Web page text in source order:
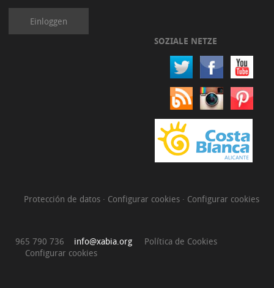
Einloggen
SOZIALE NETZE
Protección de datos · Configurar cookies · Configurar cookies
965 790 736 info@xabia.org
Política de Cookies
Configurar cookies